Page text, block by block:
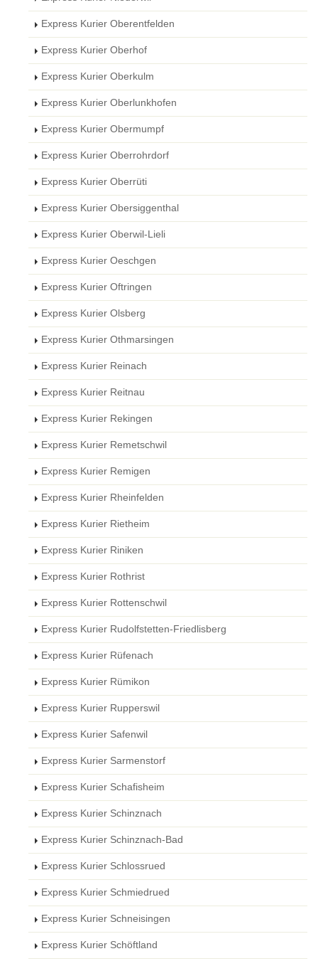
Express Kurier Oberentfelden
Express Kurier Oberhof
Express Kurier Oberkulm
Express Kurier Oberlunkhofen
Express Kurier Obermumpf
Express Kurier Oberrohrdorf
Express Kurier Oberrüti
Express Kurier Obersiggenthal
Express Kurier Oberwil-Lieli
Express Kurier Oeschgen
Express Kurier Oftringen
Express Kurier Olsberg
Express Kurier Othmarsingen
Express Kurier Reinach
Express Kurier Reitnau
Express Kurier Rekingen
Express Kurier Remetschwil
Express Kurier Remigen
Express Kurier Rheinfelden
Express Kurier Rietheim
Express Kurier Riniken
Express Kurier Rothrist
Express Kurier Rottenschwil
Express Kurier Rudolfstetten-Friedlisberg
Express Kurier Rüfenach
Express Kurier Rümikon
Express Kurier Rupperswil
Express Kurier Safenwil
Express Kurier Sarmenstorf
Express Kurier Schafisheim
Express Kurier Schinznach
Express Kurier Schinznach-Bad
Express Kurier Schlossrued
Express Kurier Schmiedrued
Express Kurier Schneisingen
Express Kurier Schöftland